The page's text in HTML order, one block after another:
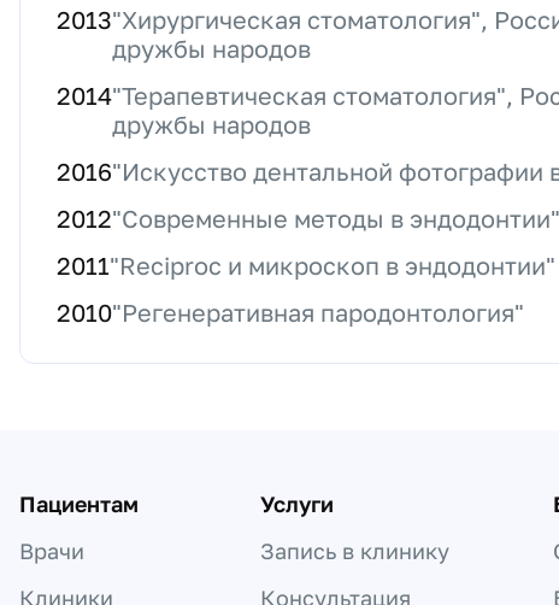
2013"Хирургическая стоматология",
дружбы народов
2014"Терапевтическая стоматология",
дружбы народов
2016"Искусство дентальной фотографии
2012"Современные методы в
2011"Reciproc и микроскоп в эндодонтии"
2010"Регенеративная пародонтология"
Пациентам
Врачи
Клиники
Услуги
Запись в клинику
Консультация